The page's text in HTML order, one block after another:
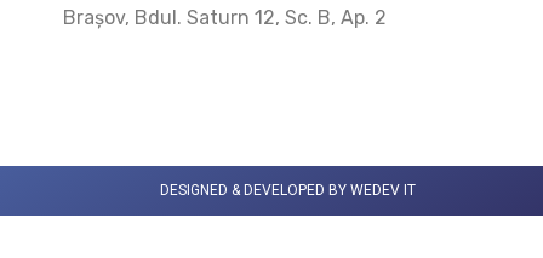
Brașov, Bdul. Saturn 12, Sc. B, Ap. 2
DESIGNED & DEVELOPED BY WEDEV IT